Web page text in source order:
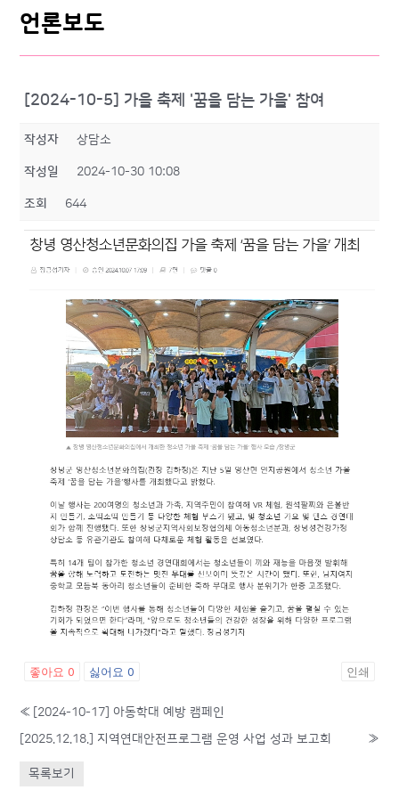
언론보도
[2024-10-5] 가을 축제 '꿈을 담는 가을' 참여
작성자 상담소
작성일 2024-10-30 10:08
조회 644
좋아요 0 싫어요0 인쇄
« [2024-10-17] 아동학대 예방 캠페인
[2025.12.18.] 지역연대안전프로그램 운영 사업 성과 보고회
»
목록보기